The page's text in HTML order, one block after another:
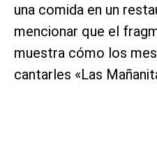
una comida en un
mencionar que el
muestra cómo los
cantarles «Las